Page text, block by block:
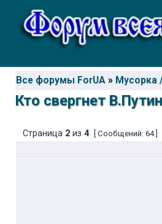
Все форумы ForUA » Мусорка
Кто свергнет
Страница 2 из 4 [ Сообщений: 64 ]